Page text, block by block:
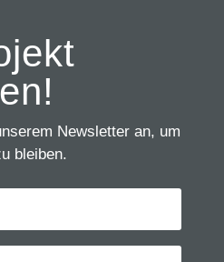
Newsletter an, um
bleiben.